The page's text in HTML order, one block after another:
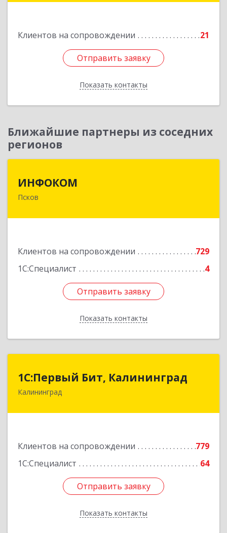
Клиентов на сопровождении 21
Отправить заявку
Показать контакты
Отправить заявку
Назад
Ближайшие партнеры из соседних
регионов
ИНФОКОМ
Псков
Клиентов на сопровождении
729
1С:Специалист
4
Отправить заявку
Показать контакты
180000, Псковская обл, Псков г, Советская ул,
Отправить заявку
Назад
1С:Первый Бит, Калининград
Калининград
Клиентов на сопровождении
779
1С:Специалист
64
Отправить заявку
Показать контакты
1С:Первый Бит, Калининград
236006, Калининградская обл, Калининград г,
Отправить заявку
Назад